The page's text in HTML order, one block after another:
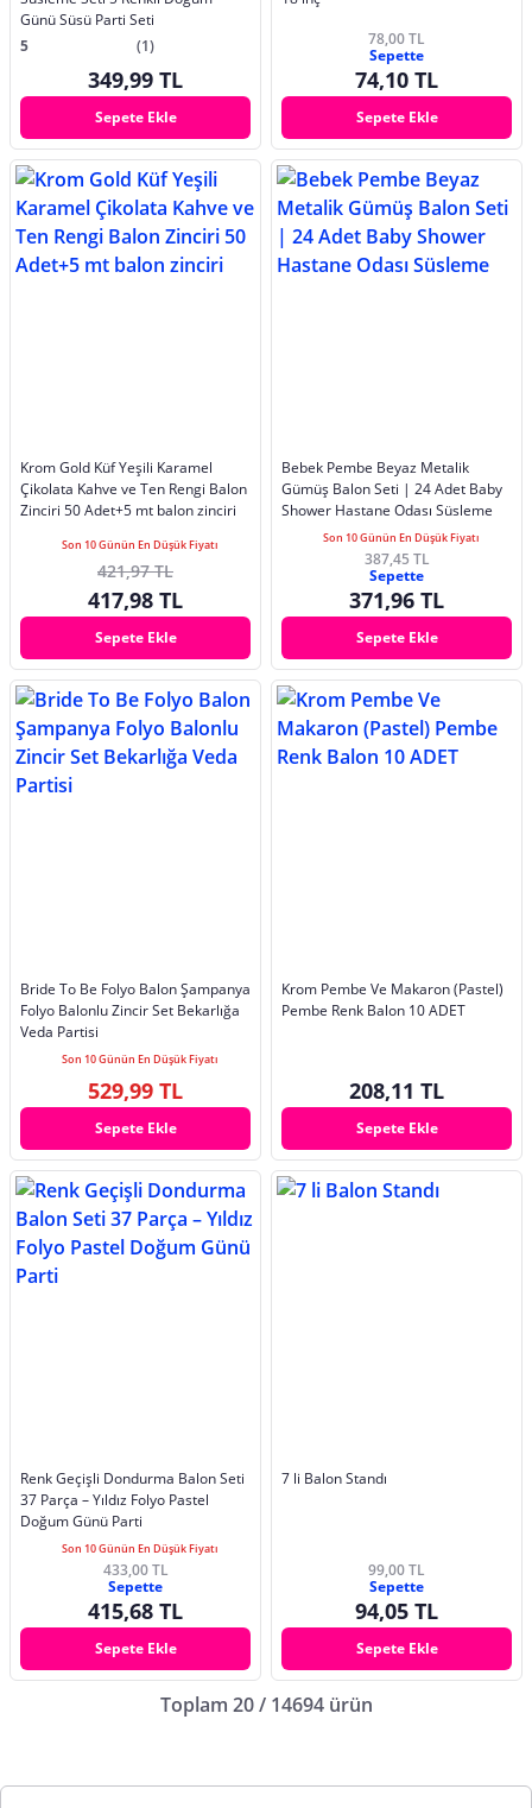
Günü Süsü Parti Seti
5
(1)
349,99 TL
Sepete Ekle
78,00 TL
Sepette
74,10 TL
Sepete Ekle
Krom Gold Küf Yeşili Karamel
Çikolata Kahve ve Ten Rengi Balon
Zinciri 50 Adet+5 mt balon zinciri
Son 10 Günün En Düşük Fiyatı
421,97 TL
417,98 TL
Sepete Ekle
Bebek Pembe Beyaz Metalik
Gümüş Balon Seti | 24 Adet Baby
Shower Hastane Odası Süsleme
Son 10 Günün En Düşük Fiyatı
387,45 TL
Sepette
371,96 TL
Sepete Ekle
Bride To Be Folyo Balon Şampanya
Folyo Balonlu Zincir Set Bekarlığa
Veda Partisi
Son 10 Günün En Düşük Fiyatı
529,99 TL
Sepete Ekle
Krom Pembe Ve Makaron (Pastel)
Pembe Renk Balon 10 ADET
208,11 TL
Sepete Ekle
Renk Geçişli Dondurma Balon Seti
37 Parça – Yıldız Folyo Pastel
Doğum Günü Parti
Son 10 Günün En Düşük Fiyatı
433,00 TL
Sepette
415,68 TL
Sepete Ekle
7 li Balon Standı
99,00 TL
Sepette
94,05 TL
Sepete Ekle
Toplam 20 / 14694 ürün